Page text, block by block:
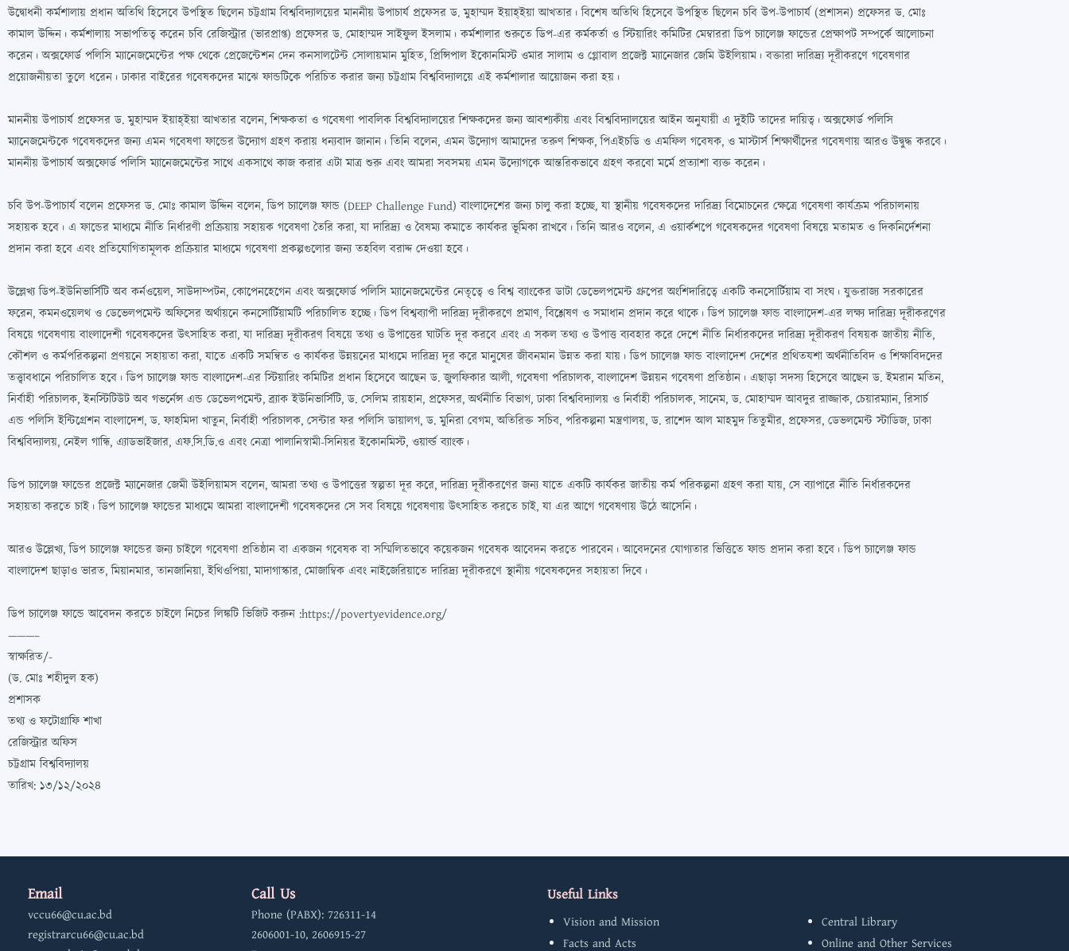
উদ্বোধনী কর্মশালায় প্রধান অতিথি হিসেবে উপস্থিত ছিলেন চট্টগ্রাম বিশ্ববিদ্যালয়ের মাননীয় উপাচার্য প্রফেসর ড. মুহাম্মদ ইয়াহ্ইয়া আখতার। বিশেষ অতিথি হিসেবে উপস্থিত ছিলেন চবি উপ-উপাচার্য (প্রশাসন) প্রফেসর ড. মোঃ
কামাল উদ্দিন। কর্মশালায় সভাপতিত্ব করেন চবি রেজিস্ট্রার (ভারপ্রাপ্ত) প্রফেসর ড. মোহাম্মদ সাইফুল ইসলাম। কর্মশালার শুরুতে ডিপ-এর কর্মকর্তা ও স্টিয়ারিং কমিটির মেম্বাররা ডিপ চ্যালেঞ্জ ফান্ডের প্রেক্ষাপট সম্পর্কে আলোচনা
করেন। অক্সফোর্ড পলিসি ম্যানেজমেন্টের পক্ষ থেকে প্রেজেন্টেশন দেন কনসালটেন্ট সোলায়মান মুহিত, প্রিন্সিপাল ইকোনমিস্ট ওমার সালাম ও গ্লোবাল প্রজেক্ট ম্যানেজার জেমি উইলিয়াম। বক্তারা দারিদ্র্য দূরীকরণে গবেষণার
প্রয়োজনীয়তা তুলে ধরেন। ঢাকার বাইরের গবেষকদের মাঝে ফান্ডটিকে পরিচিত করার জন্য চট্টগ্রাম বিশ্ববিদ্যালয়ে এই কর্মশালার আয়োজন করা হয়।
মাননীয় উপাচার্য প্রফেসর ড. মুহাম্মদ ইয়াহ্ইয়া আখতার বলেন, শিক্ষকতা ও গবেষণা পাবলিক বিশ্ববিদ্যালয়ের শিক্ষকদের জন্য আবশ্যকীয় এবং বিশ্ববিদ্যালয়ের আইন অনুযায়ী এ দুইটি তাদের দায়িত্ব। অক্সফোর্ড পলিসি
ম্যানেজমেন্টকে গবেষকদের জন্য এমন গবেষণা ফান্ডের উদ্যোগ গ্রহণ করায় ধন্যবাদ জানান। তিনি বলেন, এমন উদ্যোগ আমাদের তরুণ শিক্ষক, পিএইচডি ও এমফিল গবেষক, ও মাস্টার্স শিক্ষার্থীদের গবেষণায় আরও উদ্বুদ্ধ করবে।
মাননীয় উপাচার্য অক্সফোর্ড পলিসি ম্যানেজমেন্টের সাথে একসাথে কাজ করার এটা মাত্র শুরু এবং আমরা সবসময় এমন উদ্যোগকে আন্তরিকভাবে গ্রহণ করবো মর্মে প্রত্যাশা ব্যক্ত করেন।
চবি উপ-উপাচার্য বলেন প্রফেসর ড. মোঃ কামাল উদ্দিন বলেন, ডিপ চ্যালেঞ্জ ফান্ড (DEEP Challenge Fund) বাংলাদেশের জন্য চালু করা হচ্ছে, যা স্থানীয় গবেষকদের দারিদ্র্য বিমোচনের ক্ষেত্রে গবেষণা কার্যক্রম পরিচালনায়
সহায়ক হবে। এ ফান্ডের মাধ্যমে নীতি নির্ধারণী প্রক্রিয়ায় সহায়ক গবেষণা তৈরি করা, যা দারিদ্র্য ও বৈষম্য কমাতে কার্যকর ভূমিকা রাখবে। তিনি আরও বলেন, এ ওয়ার্কশপে গবেষকদের গবেষণা বিষয়ে মতামত ও দিকনির্দেশনা
প্রদান করা হবে এবং প্রতিযোগিতামূলক প্রক্রিয়ার মাধ্যমে গবেষণা প্রকল্পগুলোর জন্য তহবিল বরাদ্দ দেওয়া হবে।
উল্লেখ্য ডিপ-ইউনিভার্সিটি অব কর্নওয়েল, সাউদাম্পটন, কোপেনহেগেন এবং অক্সফোর্ড পলিসি ম্যানেজমেন্টের নেতৃত্বে ও বিশ্ব ব্যাংকের ডাটা ডেভেলপমেন্ট গ্রুপের অংশিদারিত্বে একটি কনসোর্টিয়াম বা সংঘ। যুক্তরাজ্য সরকারের
ফরেন, কমনওয়েলথ ও ডেভেলপমেন্ট অফিসের অর্থায়নে কনসোর্টিয়ামটি পরিচালিত হচ্ছে। ডিপ বিশ্বব্যাপী দারিদ্র্য দূরীকরণে প্রমাণ, বিশ্লেষণ ও সমাধান প্রদান করে থাকে। ডিপ চ্যালেঞ্জ ফান্ড বাংলাদেশ-এর লক্ষ্য দারিদ্র্য দূরীকরণের
বিষয়ে গবেষণায় বাংলাদেশী গবেষকদের উৎসাহিত করা, যা দারিদ্র্য দূরীকরণ বিষয়ে তথ্য ও উপাত্তের ঘাটতি দূর করবে এবং এ সকল তথ্য ও উপাত্ত ব্যবহার করে দেশে নীতি নির্ধারকদের দারিদ্র্য দূরীকরণ বিষয়ক জাতীয় নীতি,
কৌশল ও কর্মপরিকল্পনা প্রণয়নে সহায়তা করা, যাতে একটি সমন্বিত ও কার্যকর উন্নয়নের মাধ্যমে দারিদ্র্য দূর করে মানুষের জীবনমান উন্নত করা যায়। ডিপ চ্যালেঞ্জ ফান্ড বাংলাদেশ দেশের প্রথিতযশা অর্থনীতিবিদ ও শিক্ষাবিদদের
তত্ত্বাবধানে পরিচালিত হবে। ডিপ চ্যালেঞ্জ ফান্ড বাংলাদেশ-এর স্টিয়ারিং কমিটির প্রধান হিসেবে আছেন ড. জুলফিকার আলী, গবেষণা পরিচালক, বাংলাদেশ উন্নয়ন গবেষণা প্রতিষ্ঠান। এছাড়া সদস্য হিসেবে আছেন ড. ইমরান মতিন,
নির্বাহী পরিচালক, ইনস্টিটিউট অব গভর্নেন্স এন্ড ডেভেলপমেন্ট, ব্র্যাক ইউনিভার্সিটি, ড. সেলিম রায়হান, প্রফেসর, অর্থনীতি বিভাগ, ঢাকা বিশ্ববিদ্যালয় ও নির্বাহী পরিচালক, সানেম, ড. মোহাম্মদ আবদুর রাজ্জাক, চেয়ারম্যান, রিসার্চ
এন্ড পলিসি ইন্টিগ্রেশন বাংলাদেশ, ড. ফাহমিদা খাতুন, নির্বাহী পরিচালক, সেন্টার ফর পলিসি ডায়ালগ, ড. মুনিরা বেগম, অতিরিক্ত সচিব, পরিকল্পনা মন্ত্রণালয়, ড. রাশেদ আল মাহমুদ তিতুমীর, প্রফেসর, ডেভলমেন্ট স্টাডিজ, ঢাকা
বিশ্ববিদ্যালয়, নেইল গান্ধি, এ্যাডভাইজার, এফ.সি.ডি.ও এবং নেত্রা পালানিস্বামী-সিনিয়র ইকোনমিস্ট, ওয়ার্ল্ড ব্যাংক।
ডিপ চ্যালেঞ্জ ফান্ডের প্রজেক্ট ম্যানেজার জেমী উইলিয়ামস বলেন, আমরা তথ্য ও উপাত্তের স্বল্পতা দূর করে, দারিদ্র্য দূরীকরণের জন্য যাতে একটি কার্যকর জাতীয় কর্ম পরিকল্পনা গ্রহণ করা যায়, সে ব্যাপারে নীতি নির্ধারকদের
সহায়তা করতে চাই। ডিপ চ্যালেঞ্জ ফান্ডের মাধ্যমে আমরা বাংলাদেশী গবেষকদের সে সব বিষয়ে গবেষণায় উৎসাহিত করতে চাই, যা এর আগে গবেষণায় উঠে আসেনি।
আরও উল্লেখ্য, ডিপ চ্যালেঞ্জ ফান্ডের জন্য চাইলে গবেষণা প্রতিষ্ঠান বা একজন গবেষক বা সম্মিলিতভাবে কয়েকজন গবেষক আবেদন করতে পারবেন। আবেদনের যোগ্যতার ভিত্তিতে ফান্ড প্রদান করা হবে। ডিপ চ্যালেঞ্জ ফান্ড
বাংলাদেশ ছাড়াও ভারত, মিয়ানমার, তানজানিয়া, ইথিওপিয়া, মাদাগাস্কার, মোজাম্বিক এবং নাইজেরিয়াতে দারিদ্র্য দূরীকরণে স্থানীয় গবেষকদের সহায়তা দিবে।
ডিপ চ্যালেঞ্জ ফান্ডে আবেদন করতে চাইলে নিচের লিঙ্কটি ভিজিট করুন :https://povertyevidence.org/
———–
স্বাক্ষরিত/-
(ড. মোঃ শহীদুল হক)
প্রশাসক
তথ্য ও ফটোগ্রাফি শাখা
রেজিস্ট্রার অফিস
চট্টগ্রাম বিশ্ববিদ্যালয়
তারিখ: ১৩/১২/২০২৪
Email
vccu66@cu.ac.bd
registrarcu66@cu.ac.bd
Call Us
Phone (PABX): 726311-14
2606001-10, 2606915-27
Useful Links
Vision and Mission
Facts and Acts
Central Library
Online and Other Services